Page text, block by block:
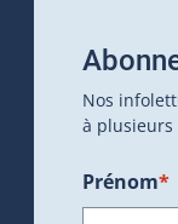
Nos
à plusieurs
Prénom*